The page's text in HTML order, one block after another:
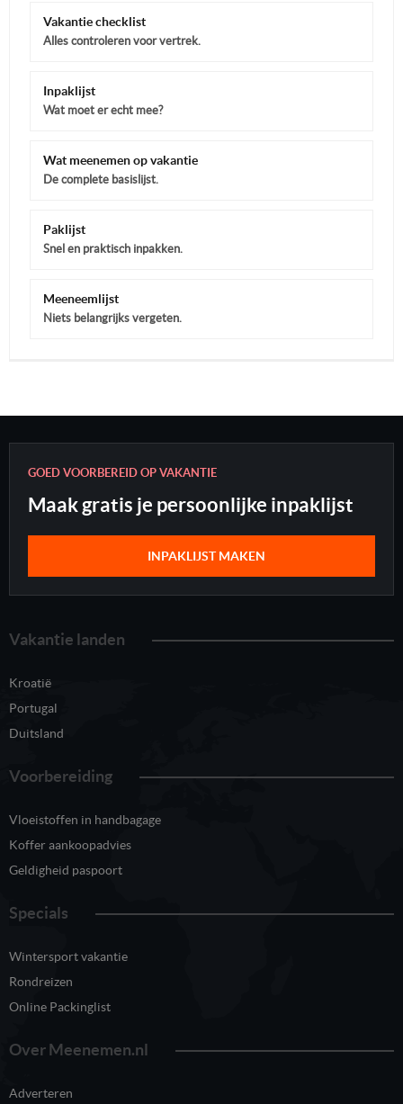
Vakantie checklist
Alles controleren voor vertrek.
Inpaklijst
Wat moet er echt mee?
Wat meenemen op vakantie
De complete basislijst.
Paklijst
Snel en praktisch inpakken.
Meeneemlijst
Niets belangrijks vergeten.
GOED VOORBEREID OP VAKANTIE
Maak gratis je persoonlijke inpaklijst
INPAKLIJST MAKEN
Vakantie landen
Kroatië
Portugal
Duitsland
Voorbereiding
Vloeistoffen in handbagage
Koffer aankoopadvies
Geldigheid paspoort
Specials
Wintersport vakantie
Rondreizen
Online Packinglist
Over Meenemen.nl
Adverteren